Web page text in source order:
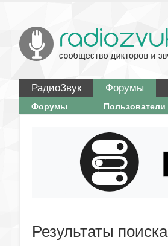
РадиоЗвук Форумы
Форумы Пользователи
Результаты поиска